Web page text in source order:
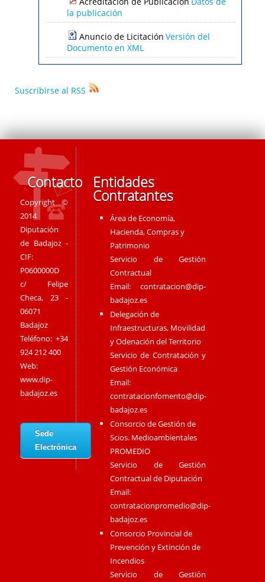
la publicación
Anuncio de Licitación Versión del
Documento en XML
Suscribirse al RSS
Contacto
Copyright ©
2014
Diputación
de Badajoz -
CIF:
P0600000D
c/ Felipe
Checa, 23 -
06071
Badajoz
Teléfono: +34
924 212 400
Web:
www.dip-
badajoz.es
Sede
Electrónica
Entidades
Contratantes
Área de Economía,
Hacienda, Compras y
Patrimonio
Servicio de Gestión
Contractual
Email:contratacion@dip-
badajoz.es
Delegación de
Infraestructuras, Movilidad
y Odenación del Territorio
Servicio de Contratación y
Gestión Económica
Email:
contratacionfomento@dip-
badajoz.es
Consorcio de Gestión de
Scios. Medioambientales
PROMEDIO
Servicio de Gestión
Contractual de Diputación
Email:
contratacionpromedio@dip-
badajoz.es
Consorcio Provincial de
Prevención y Extinción de
Incendios
Servicio de Gestión